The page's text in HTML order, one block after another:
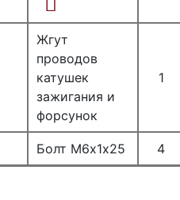
Жгут
проводов
катушек
зажигания и
форсунок
1
Болт М6х1х25 4